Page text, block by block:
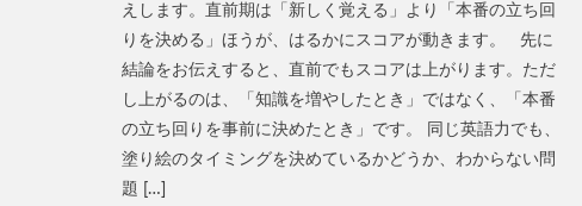
えします。直前期は「新しく覚える」より「本番の立ち回
りを決める」ほうが、はるかにスコアが動きます。 先に
結論をお伝えすると、直前でもスコアは上がります。ただ
し上がるのは、「知識を増やしたとき」ではなく、「本番
の立ち回りを事前に決めたとき」です。 同じ英語力でも、
塗り絵のタイミングを決めているかどうか、わからない問
題 […]